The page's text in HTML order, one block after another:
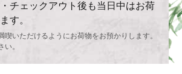
チェックアウト後も当日中はお荷
す。
喫いただけるようにお荷物をお預かりします。
。